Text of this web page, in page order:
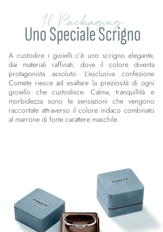
Il Packaging
Uno Speciale Scrigno
A custodire i gioielli c’è uno scrigno elegante,
dai materiali raffinati, dove il colore diventa
protagonista assoluto. L'esclusiva confezione
Comete riesce ad esaltare la preziosità di ogni
gioiello che custodisce. Calma, tranquillità e
morbidezza sono le sensazioni che vengono
raccontate attraverso il colore indaco combinato
al marrone di forte carattere maschile.